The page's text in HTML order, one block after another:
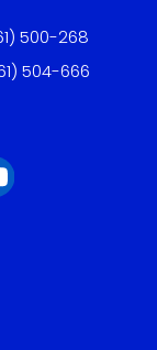
500-268
504-666